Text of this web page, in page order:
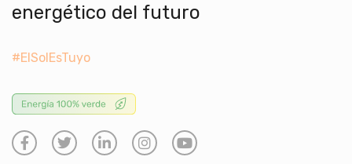
energético del futuro
#ElSolEsTuyo